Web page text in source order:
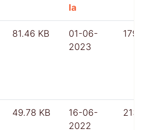
la
81.46 KB
01-06-
2023
49.78 KB
16-06-
2022
2131